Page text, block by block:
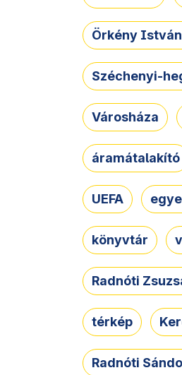
Örkény
Széchenyi-
Városháza
áramátalakító
UEFA
könyvtár
Radnóti
térkép
Radnóti